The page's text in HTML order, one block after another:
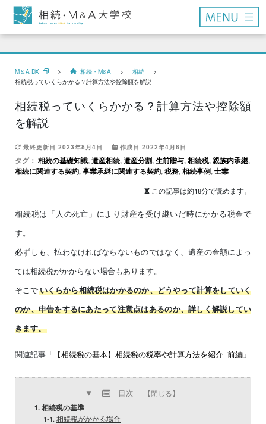
M＆A DX > 相続・M&A >相続 >
相続税っていくらかかる？計算方法や控除額を解説
相続税っていくらかかる？計算方法や控除額
を解説
最終更新日 2023年8月4日 作成日 2022年4月6日
タグ： 相続の基礎知識,遺産相続,遺産分割,生前贈与,相続税,親族内承継,
相続に関連する契約,事業承継に関連する契約,税務,相続事例,士業
この記事は約18分で読めます。
相続税は「人の死亡」により財産を受け継いだ時にかかる税金で
す。
必ずしも、払わなければならないものではなく、遺産の金額によっ
ては相続税がかからない場合もあります。
そこでいくらから相続税はかかるのか、どうやって計算をしていく
のか、申告をするにあたって注意点はあるのか、詳しく解説してい
きます。
関連記事「 【相続税の基本】相続税の税率や計算方法を紹介_前編 」
目次 【閉じる】
1.相続税の基準
1-1. 相続税がかかる場合